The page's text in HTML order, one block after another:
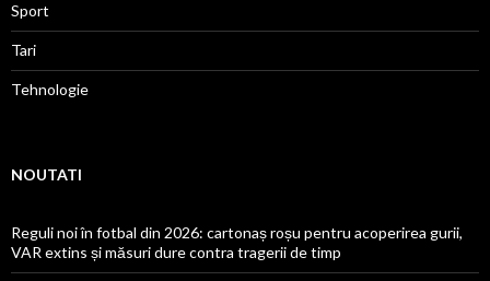
Sport
Tari
Tehnologie
NOUTATI
Reguli noi în fotbal din 2026: cartonaș roșu pentru acoperirea gurii,
VAR extins și măsuri dure contra tragerii de timp